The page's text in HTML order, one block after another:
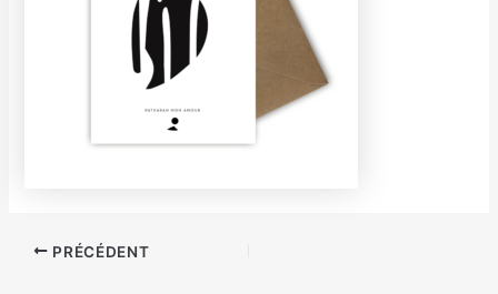
NavigationPRÉCÉDENT